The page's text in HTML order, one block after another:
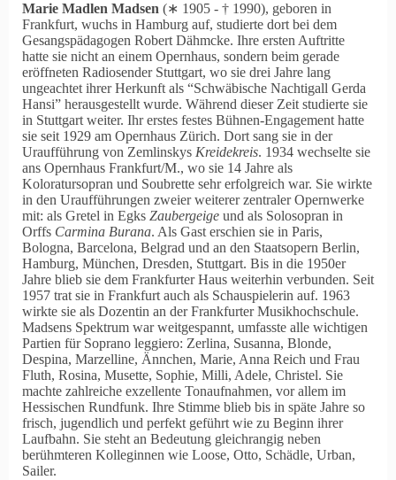
Marie Madlen Madsen (∗ 1905 ‑ † 1990), geboren in
Frankfurt, wuchs in Hamburg auf, studierte dort bei dem
Gesangspädagogen Robert Dähmcke. Ihre ersten Auftritte
hatte sie nicht an einem Opernhaus, sondern beim gerade
eröffneten Radiosender Stuttgart, wo sie drei Jahre lang
ungeachtet ihrer Herkunft als
Schwäbische Nachtigall Gerda
Hansi
herausgestellt wurde. Während dieser Zeit studierte sie
in Stuttgart weiter. Ihr erstes festes Bühnen-Engagement hatte
sie seit 1929 am Opernhaus Zürich. Dort sang sie in der
Uraufführung von Zemlinskys Kreidekreis. 1934 wechselte sie
ans Opernhaus Frankfurt/M., wo sie 14 Jahre als
Koloratursopran und Soubrette sehr erfolgreich war. Sie wirkte
in den Uraufführungen zweier weiterer zentraler Opernwerke
mit: als Gretel in Egks Zaubergeige und als Solosopran in
Orffs Carmina Burana. Als Gast erschien sie in Paris,
Bologna, Barcelona, Belgrad und an den Staatsopern Berlin,
Hamburg, München, Dresden, Stuttgart. Bis in die 1950er
Jahre blieb sie dem Frankfurter Haus weiterhin verbunden. Seit
1957 trat sie in Frankfurt auch als Schauspielerin auf. 1963
wirkte sie als Dozentin an der Frankfurter Musikhochschule.
Madsens Spektrum war weitgespannt, umfasste alle wichtigen
Partien für Soprano leggiero: Zerlina, Susanna, Blonde,
Despina, Marzelline, Ännchen, Marie, Anna Reich und Frau
Fluth, Rosina, Musette, Sophie, Milli, Adele, Christel. Sie
machte zahlreiche exzellente Tonaufnahmen, vor allem im
Hessischen Rundfunk. Ihre Stimme blieb bis in späte Jahre so
frisch, jugendlich und perfekt geführt wie zu Beginn ihrer
Laufbahn. Sie steht an Bedeutung gleichrangig neben
berühmteren Kolleginnen wie Loose, Otto, Schädle, Urban,
Sailer.